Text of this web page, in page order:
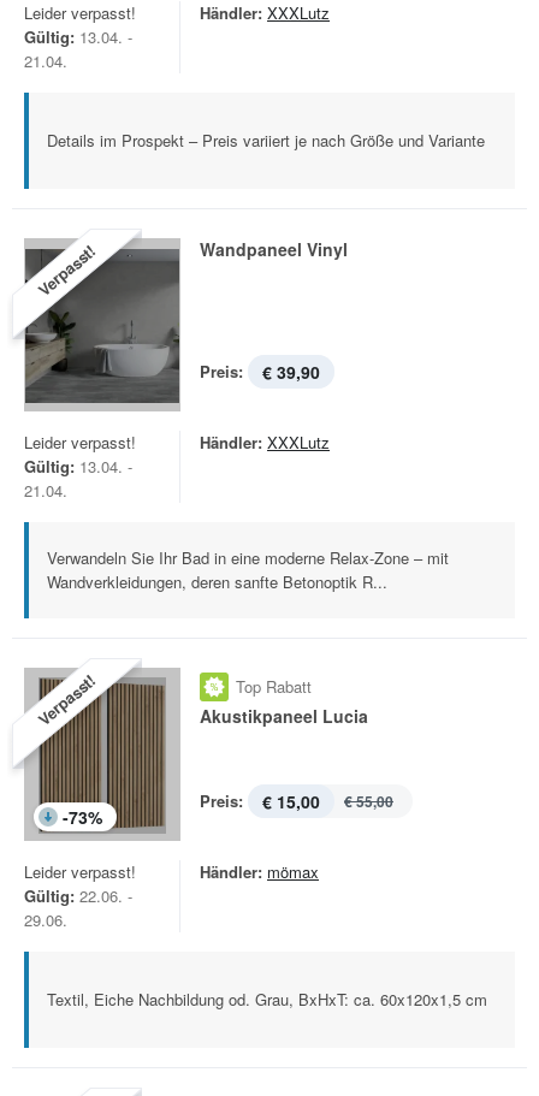
Leider verpasst!
Gültig: 13.04. -
21.04.
Händler: XXXLutz
Details im Prospekt – Preis variiert je nach Größe und Variante
Verpasst! Wandpaneel Vinyl
Preis: € 39,90
Leider verpasst!
Gültig: 13.04. -
21.04.
Händler: XXXLutz
Verwandeln Sie Ihr Bad in eine moderne Relax-Zone – mit
Wandverkleidungen, deren sanfte Betonoptik R...
Verpasst!
-73%
Top Rabatt
Akustikpaneel Lucia
Preis: € 15,00 € 55,00
Leider verpasst!
Gültig: 22.06. -
29.06.
Händler: mömax
Textil, Eiche Nachbildung od. Grau, BxHxT: ca. 60x120x1,5 cm